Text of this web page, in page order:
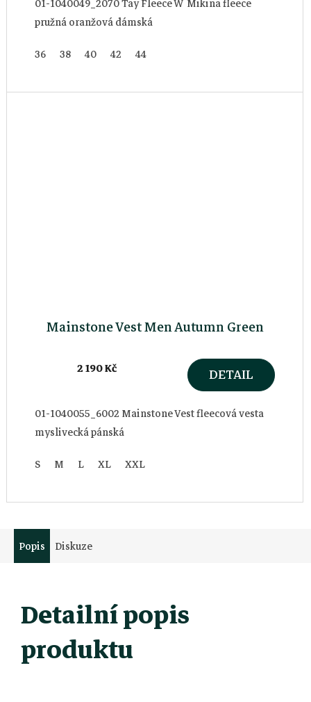
01-1040049_2070 Tay Fleece W Mikina fleece
pružná oranžová dámská
36
38 40 42 44
Mainstone Vest Men Autumn Green
2 190 Kč DETAIL
01-1040055_6002 Mainstone Vest fleecová vesta
myslivecká pánská
S
M L XL XXL
Popis Diskuze
Detailní popis
produktu